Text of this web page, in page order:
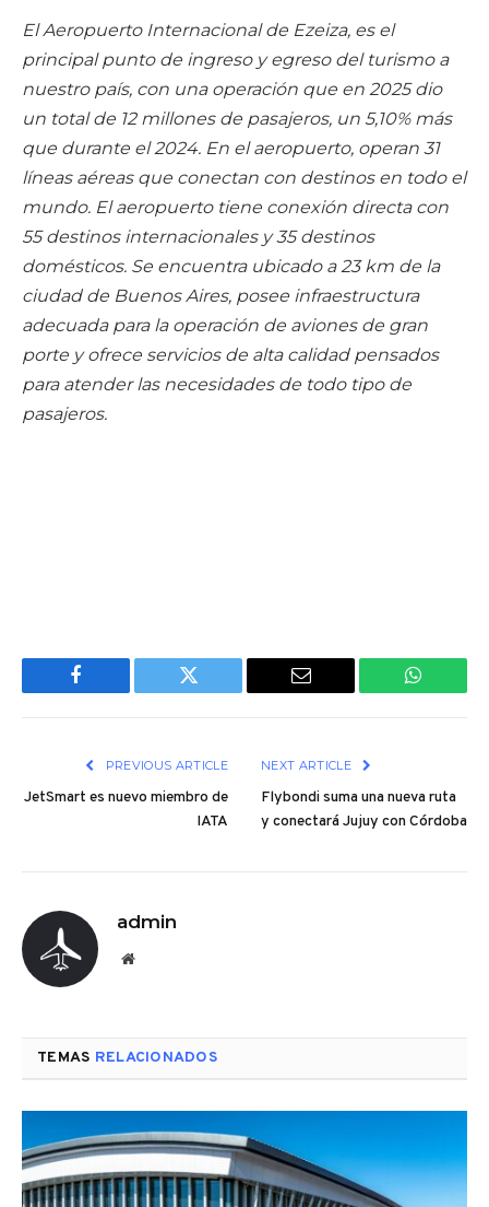
El Aeropuerto Internacional de Ezeiza, es el
principal punto de ingreso yegreso del turismo a
nuestro país, con una operación que en 2025 dio
un total de 12 millones de pasajeros, un 5,10% más
que durante el 2024. En el aeropuerto, operan 31
líneas aéreas que conectan con destinos en todo el
mundo. El aeropuerto tiene conexión directa con
55 destinos internacionales y 35 destinos
domésticos. Se encuentra ubicado a 23 km de la
ciudad de Buenos Aires, posee infraestructura
adecuada para la operación de aviones de gran
porte y ofrece servicios de alta calidad pensados
para atender las necesidades de todo tipo de
pasajeros.
Facebook Twitter Email
PREVIOUS ARTICLE
JetSmart es nuevo miembro de
IATA
NEXT ARTICLE
Flybondi suma una nueva ruta
y conectará Jujuy con Córdoba
admin
Website
TEMAS RELACIONADOS